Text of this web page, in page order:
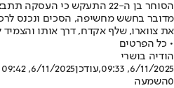
הסוחר בן ה-22 התעקש כי
מדובר בחשש מחשיפה, הסכים ונכנס
את צווארו, שלף אקדח, דרך אותו והצמיד
• כל הפרטים
הודיה בושרי
6/11/2025, 09:33
,עודכן6/11/2025, 09:42
0השמעה